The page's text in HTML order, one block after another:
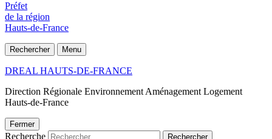
Préfet
de la région
Hauts-de-France
Rechercher Menu
DREAL HAUTS-DE-FRANCE
Direction Régionale Environnement Aménagement Logement
Hauts-de-France
Fermer
Recherche Rechercher